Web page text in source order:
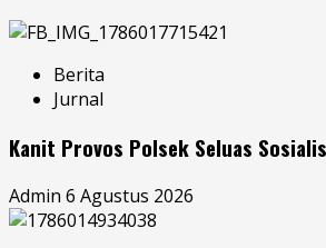
Berita
Jurnal
Kanit Provos Polsek Seluas
Admin 6 Agustus 2026